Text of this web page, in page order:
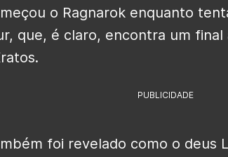
o Ragnarok enquanto
que, é claro, encontra um final
PUBLICIDADE
foi revelado como o deus